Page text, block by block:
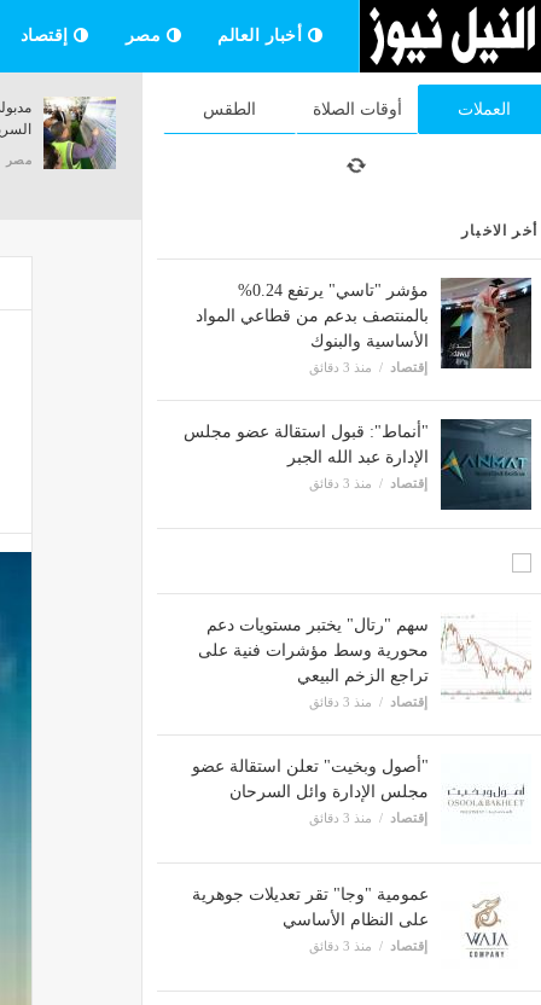
أخبار العالم مصر إقتصاد
العملات أوقات الصلاة الطقس
أخر الاخبار
مؤشر "تاسي" يرتفع 0.24%
بالمنتصف بدعم من قطاعي المواد
الأساسية والبنوك
إقتصاد منذ 3 دقائق
"أنماط": قبول استقالة عضو مجلس
الإدارة عبد الله الجبر
إقتصاد منذ 3 دقائق
سهم "رتال" يختبر مستويات دعم
محورية وسط مؤشرات فنية على
تراجع الزخم البيعي
إقتصاد منذ 3 دقائق
"أصول وبخيت" تعلن استقالة عضو
مجلس الإدارة وائل السرحان
إقتصاد منذ 3 دقائق
عمومية "وجا" تقر تعديلات جوهرية
على النظام الأساسي
إقتصاد منذ 3 دقائق
مصر
سقوط شاب بالغردقة استغل البث المباشر
بصورة مبتذلة لجمع الأموال من المتابعين
منذ 38 دقيقة